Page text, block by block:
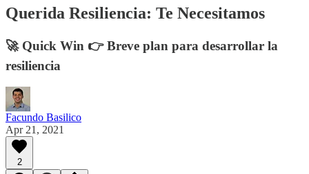
Querida Resiliencia: Te Necesitamos
🚀 Quick Win 👉 Breve plan para desarrollar la
resiliencia
Facundo Basilico
Apr 21, 2021
2